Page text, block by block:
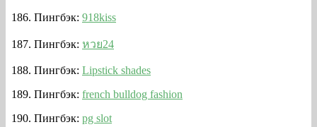
Пингбэк: 918kiss
Пингбэк: หวย24
Пингбэк: Lipstick shades
Пингбэк: french bulldog fashion
Пингбэк: pg slot